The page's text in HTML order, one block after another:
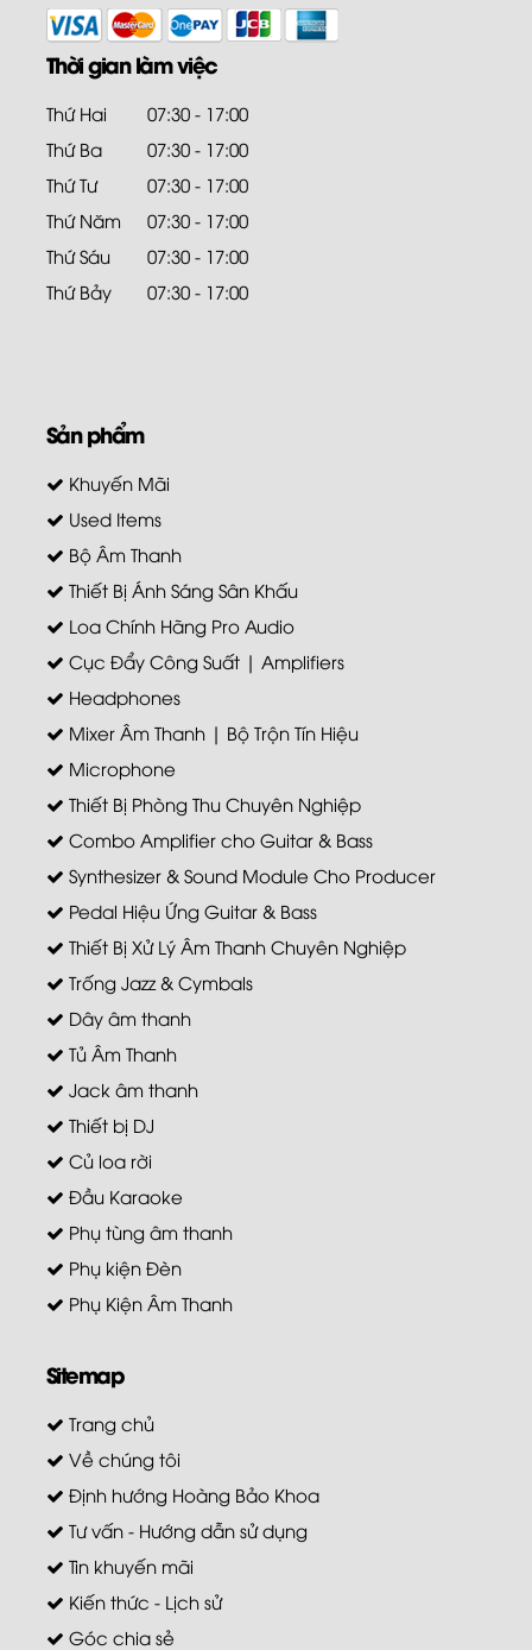
Thời gian làm việc
Thứ Hai
07:30 - 17:00
Thứ Ba
07:30 - 17:00
Thứ Tư
07:30 - 17:00
Thứ Năm
07:30 - 17:00
Thứ Sáu
07:30 - 17:00
Thứ Bảy
07:30 - 17:00
Sản phẩm
Khuyến Mãi
Used Items
Bộ Âm Thanh
Thiết Bị Ánh Sáng Sân Khấu
Loa Chính Hãng Pro Audio
Cục Đẩy Công Suất | Amplifiers
Headphones
Mixer Âm Thanh | Bộ Trộn Tín Hiệu
Microphone
Thiết Bị Phòng Thu Chuyên Nghiệp
Combo Amplifier cho Guitar & Bass
Synthesizer & Sound Module Cho Producer
Pedal Hiệu Ứng Guitar & Bass
Thiết Bị Xử Lý Âm Thanh Chuyên Nghiệp
Trống Jazz & Cymbals
Dây âm thanh
Tủ Âm Thanh
Jack âm thanh
Thiết bị DJ
Củ loa rời
Đầu Karaoke
Phụ tùng âm thanh
Phụ kiện Đèn
Phụ Kiện Âm Thanh
Sitemap
Trang chủ
Về chúng tôi
Định hướng Hoàng Bảo Khoa
Tư vấn - Hướng dẫn sử dụng
Tin khuyến mãi
Kiến thức - Lịch sử
Góc chia sẻ